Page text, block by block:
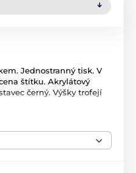
Jednostranný tisk. V
štítku. Akrylátový
černý. Výšky trofejí